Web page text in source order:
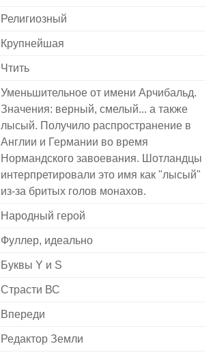
Религиозный
Крупнейшая
Чтить
Уменьшительное от имени Арчибальд.
Значения: верный, смелый... а также
лысый. Получило распространение в
Англии и Германии во время
Нормандского завоевания. Шотландцы
интерпретировали это имя как "лысый"
из-за бритых голов монахов.
Народный герой
Фуллер, идеально
Буквы Y и S
Страсти ВС
Впереди
Редактор Земли